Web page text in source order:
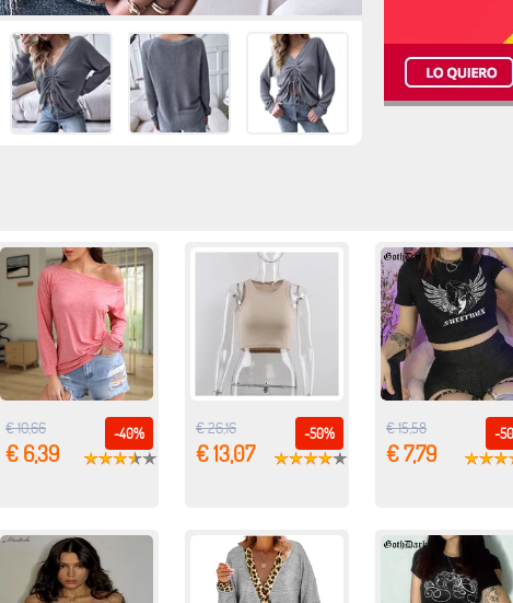
-40%
€ 10,66
€ 6,39
-50%
€ 26,16
€ 13,07
-
€ 15,58
€ 7,79